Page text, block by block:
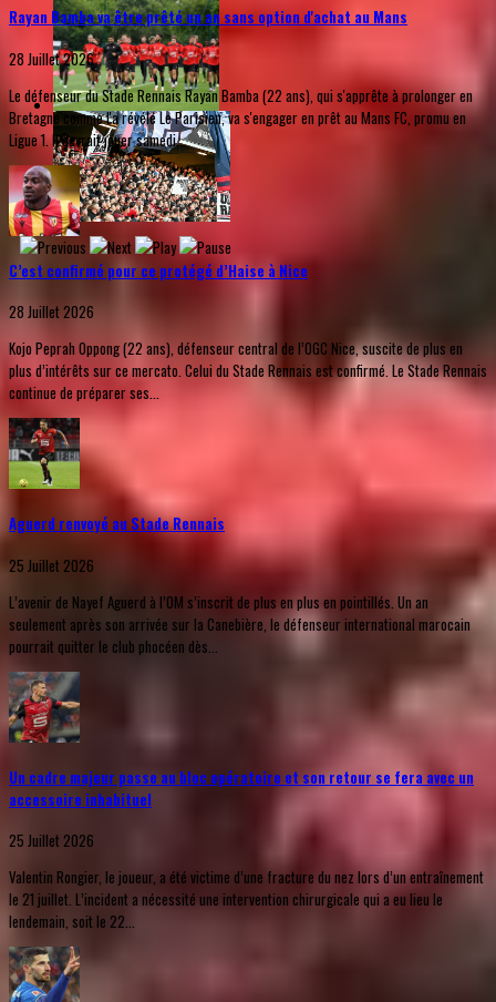
Rayan Bamba va être prêté un an sans option d'achat au Mans
28 Juillet 2026
Le défenseur du Stade Rennais Rayan Bamba (22 ans), qui s'apprête à prolonger en
Bretagne comme l'a révélé Le Parisien, va s'engager en prêt au Mans FC, promu en
Ligue 1. Il devrait jouer samedi...
C’est confirmé pour ce protégé d’Haise à Nice
28 Juillet 2026
Kojo Peprah Oppong (22 ans), défenseur central de l’OGC Nice, suscite de plus en
plus d’intérêts sur ce mercato. Celui du Stade Rennais est confirmé. Le Stade Rennais
continue de préparer ses...
Aguerd renvoyé au Stade Rennais
25 Juillet 2026
L’avenir de Nayef Aguerd à l’OM s’inscrit de plus en plus en pointillés. Un an
seulement après son arrivée sur la Canebière, le défenseur international marocain
pourrait quitter le club phocéen dès...
Un cadre majeur passe au bloc opératoire et son retour se fera avec un
accessoire inhabituel
25 Juillet 2026
Valentin Rongier, le joueur, a été victime d’une fracture du nez lors d’un entraînement
le 21 juillet. L’incident a nécessité une intervention chirurgicale qui a eu lieu le
lendemain, soit le 22...